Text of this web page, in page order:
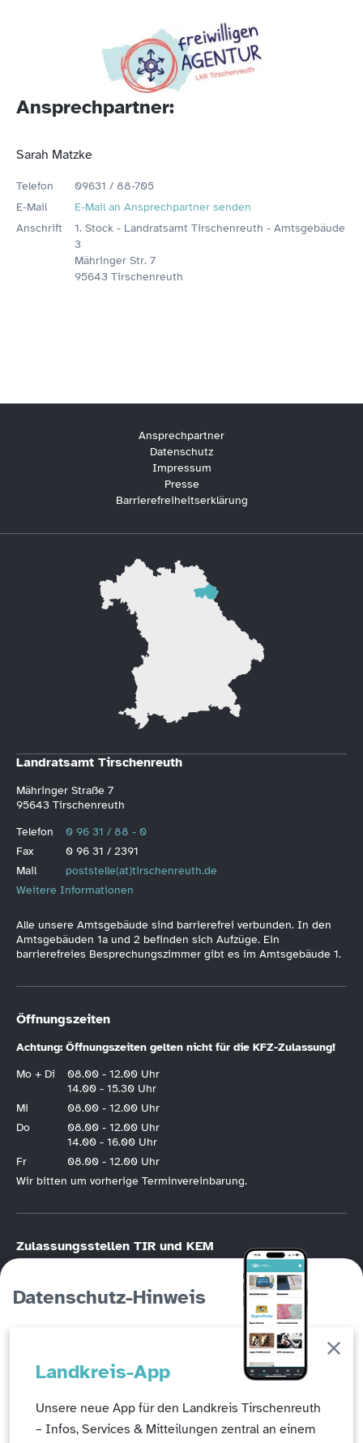
Datenschutz-Hinweis
Auf dieser Seite werden Cookies eingesetzt, um ein
erweitertes Benutzungserlebnis zu erzeugen und die
Ansprechpartner:
Sarah Matzke
Telefon
09631 / 88-705
E-Mail
E-Mail an Ansprechpartner senden
Anschrift
1. Stock - Landratsamt Tirschenreuth - Amtsgebäude
3
Mähringer Str. 7
95643 Tirschenreuth
Landkreis-App
Unsere neue App für den Landkreis Tirschenreuth
– Infos, Services & Mitteilungen zentral an einem
Ansprechpartner
Datenschutz
Impressum
Presse
Barrierefreiheitserklärung
Landratsamt Tirschenreuth
Mähringer Straße 7
95643 Tirschenreuth
Telefon
0 96 31 / 88 - 0
Fax
0 96 31 / 2391
Mail
poststelle(at)tirschenreuth.de
Weitere Informationen
Alle unsere Amtsgebäude sind barrierefrei verbunden. In den
Amtsgebäuden 1a und 2 befinden sich Aufzüge. Ein
barrierefreies Besprechungszimmer gibt es im Amtsgebäude 1.
Öffnungszeiten
Achtung: Öffnungszeiten gelten nicht für die KFZ-Zulassung!
Mo + Di
08.00 - 12.00 Uhr
14.00 - 15.30 Uhr
Mi
08.00 - 12.00 Uhr
Do
08.00 - 12.00 Uhr
14.00 - 16.00 Uhr
Fr
08.00 - 12.00 Uhr
Wir bitten um vorherige Terminvereinbarung.
Zulassungsstellen TIR und KEM
Online-Terminvereinbarung
Bitte halten Sie die Hotline der KFZ-Terminvereinbarung unbedingt frei, wenn
Sie die Möglichkeit der Online-Registrierung haben. Die KFZ-Hotline
09642/707760) ist in erster Linie für
Abfallwirtschaftszentrum Steinmühle –
Öffnungszeiten
Verwaltung & Reststoffdeponie:
Mo – Do: 08:00 – 11:45 & 12:30 – 15:45 Uhr
Fr: 08:00 - 11:45 Uhr